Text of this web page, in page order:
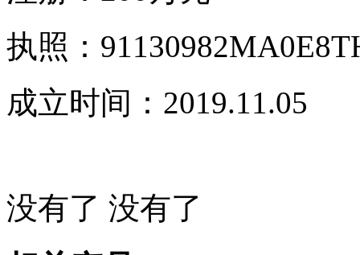
执照：
成立时间：2019.11.05
没有了 没有了